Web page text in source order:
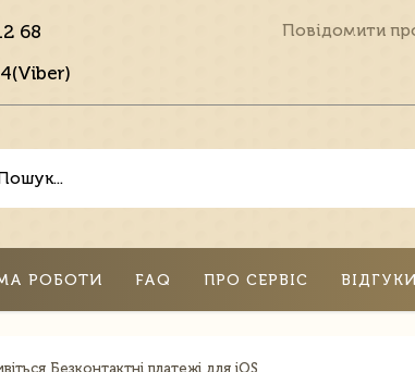
68
Повідомити
РОБОТИ FAQ ПРО СЕРВІС ВІДГУКИ